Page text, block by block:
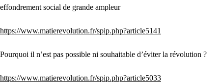
effondrement social de grande ampleur
https://www.matierevolution.fr/spip.php?article5141
Pourquoi il n’est pas possible ni souhaitable d’éviter la révolution ?
https://www.matierevolution.fr/spip.php?article5033